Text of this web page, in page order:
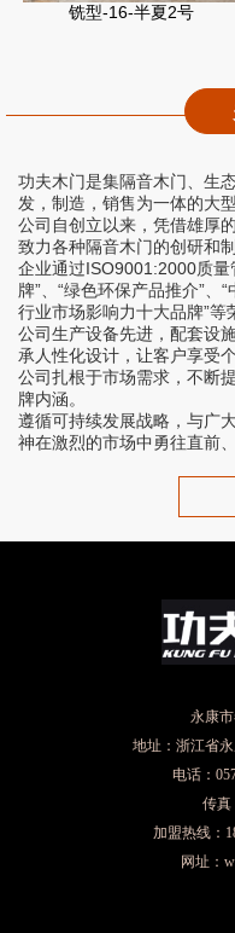
铣型-16-半夏2号
功夫木门是集隔音木门、生
发，制造，销售为一体的大型
公司自创立以来，凭借雄厚
致力各种隔音木门的创研和制
企业通过ISO9001:2000质量
牌”、“绿色环保产品推介”、
行业市场影响力十大品牌”等
公司生产设备先进，配套设
承人性化设计，让客户享受
公司扎根于市场需求，不断
牌内涵。
遵循可持续发展战略，与广
神在激烈的市场中勇往直前
永康
地址：浙江省
电话：
传真
加盟热线：
网址：